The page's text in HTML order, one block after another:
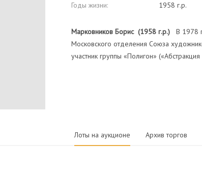
Годы жизни: 1958 г.р.
Марковников Борис (1958 г.р.)
В 1978
Московского отделения Союза
участник группы «Полигон»
Лоты на аукционе Архив торгов